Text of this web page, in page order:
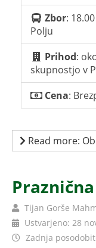
Zbor:
Polju
Prihod:
skupnostjo v
Cena:
Read more:
Tijan Gorše
Ustvarjeno: 28
Zadnja